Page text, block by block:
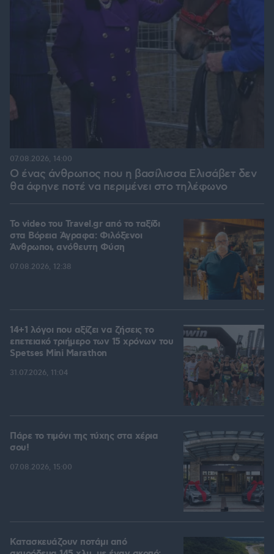
Ο ένας άνθρωπος που η βασίλισσα Ελισάβετ δεν
θα άφηνε ποτέ να περιμένει στο τηλέφωνο
07.08.2026, 14:00
To video του Travel.gr από το ταξίδι
στα Βόρεια Άγραφα: Φιλόξενοι
Άνθρωποι, ανόθευτη Φύση
07.08.2026, 12:38
14+1 λόγοι που αξίζει να ζήσεις το
επετειακό τριήμερο των 15 χρόνων του
Spetses Mini Marathon
31.07.2026, 11:04
Πάρε το τιμόνι της τύχης στα χέρια
σου!
07.08.2026, 15:00
Κατασκευάζουν ποτάμι από